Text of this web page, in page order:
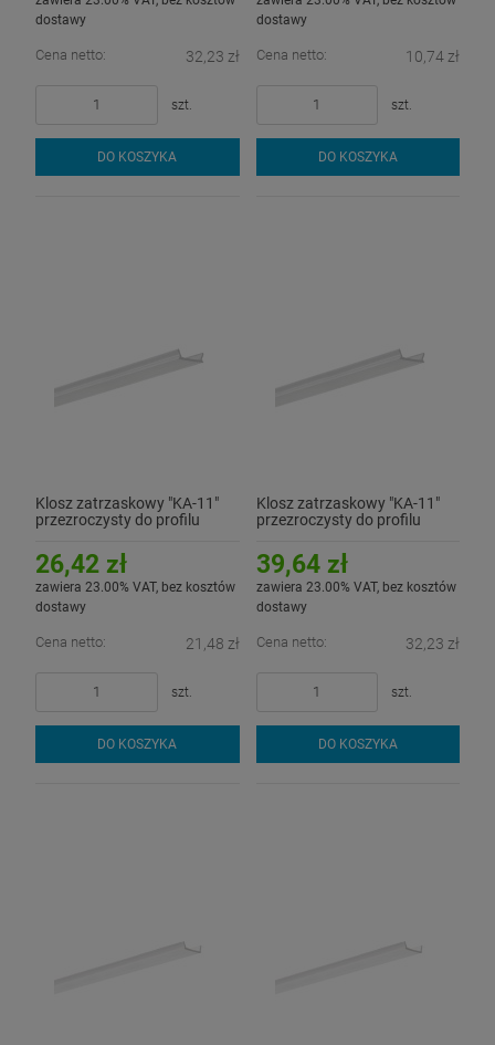
dostawy
Cena netto: 32,23 zł
szt.
DO KOSZYKA
dostawy
Cena netto: 10,74 zł
szt.
DO KOSZYKA
Klosz zatrzaskowy "KA-11"
przezroczysty do profilu
26,42 zł
zawiera 23.00% VAT, bez kosztów
dostawy
Cena netto: 21,48 zł
szt.
DO KOSZYKA
Klosz zatrzaskowy "KA-11"
przezroczysty do profilu
39,64 zł
zawiera 23.00% VAT, bez kosztów
dostawy
Cena netto: 32,23 zł
szt.
DO KOSZYKA